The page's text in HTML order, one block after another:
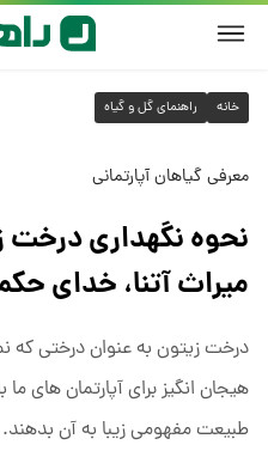
خانه راهنمای گل و گیاه
معرفی گیاهان آپارتمانی
نحوه نگهداری درخت
میراث آتنا، خدای
درخت زیتون به عنوان درختی که
هیجان انگیز برای آپارتمان های
طبیعت مفهومی زیبا به آن